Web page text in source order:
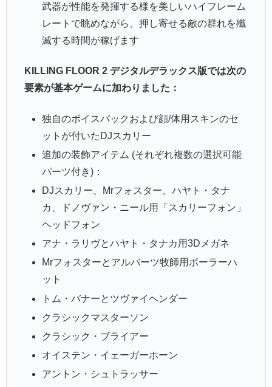
武器が性能を発揮する様を美しいハイフレーム
レートで眺めながら、押し寄せる敵の群れを殲
滅する時間が稼げます
KILLING FLOOR 2 デジタルデラックス版では次の
要素が基本ゲームに加わりました：
独自のボイスパックおよび顔/体用スキンのセ
ットが付いたDJスカリー
追加の装飾アイテム (それぞれ複数の選択可能
パーツ付き)：
DJスカリー、Mrフォスター、ハヤト・タナ
カ、ドノヴァン・ニール用「スカリーフォン」
ヘッドフォン
アナ・ラリヴとハヤト・タナカ用3Dメガネ
Mrフォスターとアルバーツ牧師用ボーラーハ
ット
トム・バナーとツヴァイヘンダー
クラシックマスターソン
クラシック・ブライアー
オイステン・イェーガーホーン
アントン・シュトラッサー